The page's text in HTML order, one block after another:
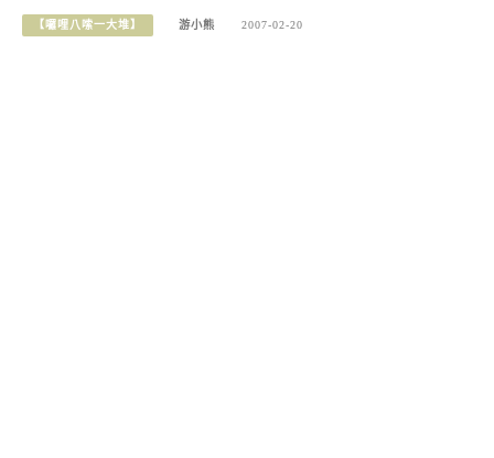
【囉哩八嗦一大堆】 游小熊 2007-02-20